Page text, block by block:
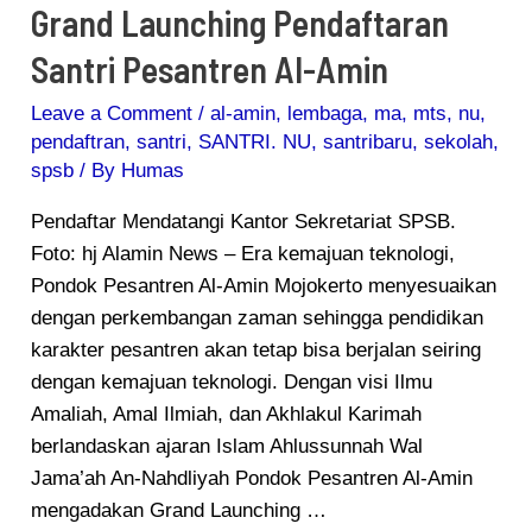
Grand Launching Pendaftaran
Santri Pesantren Al-Amin
Leave a Comment /al-amin, lembaga, ma, mts, nu,
pendaftran,santri, SANTRI. NU,santribaru,sekolah,
spsb / By Humas
Pendaftar Mendatangi Kantor Sekretariat SPSB.
Foto: hj Alamin News – Era kemajuan teknologi,
Pondok Pesantren Al-Amin Mojokerto menyesuaikan
dengan perkembangan zaman sehingga pendidikan
karakter pesantren akan tetap bisa berjalan seiring
dengan kemajuan teknologi. Dengan visi Ilmu
Amaliah, Amal Ilmiah, dan Akhlakul Karimah
berlandaskan ajaran Islam Ahlussunnah Wal
Jama’ah An-Nahdliyah Pondok Pesantren Al-Amin
mengadakan Grand Launching …